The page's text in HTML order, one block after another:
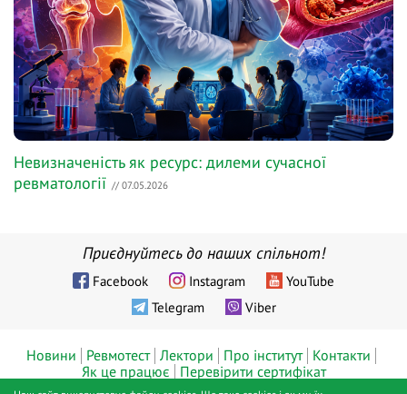
Невизначеність як ресурс: дилеми сучасної
ревматології // 07.05.2026
Приєднуйтесь до наших спільнот!
Facebook Instagram
YouTube
Telegram
Viber
Новини Ревмотест Лектори Про інститут Контакти
Як це працює
Перевірити сертифікат